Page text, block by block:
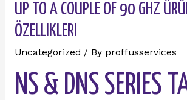
UP TO A COUPLE OF 90 GHZ
ÖZELLIKLERI
Uncategorized / By proffusservices
NS & DNS SERIES